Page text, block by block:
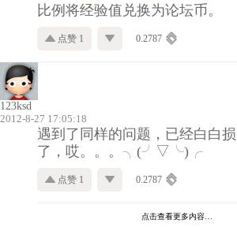
比例将经验值兑换为论坛币。
点赞 1 0.2787
123ksd
2012-8-27 17:05:18
遇到了同样的问题，已经白白损
了，哎。。。╮(╯▽╰)╭
点赞 1 0.2787
点击查看更多内容…